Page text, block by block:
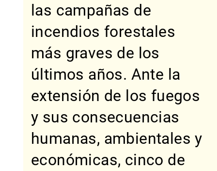
las campañas de
incendios forestales
más graves de los
últimos años. Ante la
extensión de los fuegos
y sus consecuencias
humanas, ambientales y
económicas, cinco de